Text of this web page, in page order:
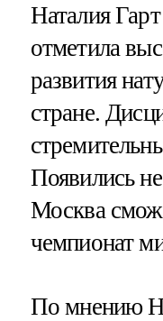
Наталия
отметила
развития
стране.
Появились
Москва
чемпионат
По мнению